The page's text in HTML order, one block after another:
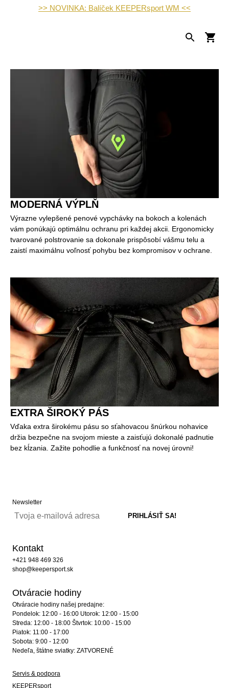
>> NOVINKA: Balíček KEEPERsport WM <<
MODERNÁ VÝPLŇ
Výrazne vylepšené penové vypchávky na bokoch a kolenách
vám ponúkajú optimálnu ochranu pri každej akcii. Ergonomicky
tvarované polstrovanie sa dokonale prispôsobí vášmu telu a
zaistí maximálnu voľnosť pohybu bez kompromisov v ochrane.
EXTRA ŠIROKÝ PÁS
Vďaka extra širokému pásu so sťahovacou šnúrkou nohavice
držia bezpečne na svojom mieste a zaisťujú dokonalé padnutie
bez kĺzania. Zažite pohodlie a funkčnosť na novej úrovni!
Newsletter
Kontakt
+421 948 469 326
shop@keepersport.sk
Otváracie hodiny
Otváracie hodiny našej predajne:
Pondelok: 12:00 - 16:00 Utorok: 12:00 - 15:00
Streda: 12:00 - 18:00 Štvrtok: 10:00 - 15:00
Piatok: 11:00 - 17:00
Sobota: 9:00 - 12:00
Nedeľa, štátne sviatky: ZATVORENÉ
Servis & podpora
KEEPERsport